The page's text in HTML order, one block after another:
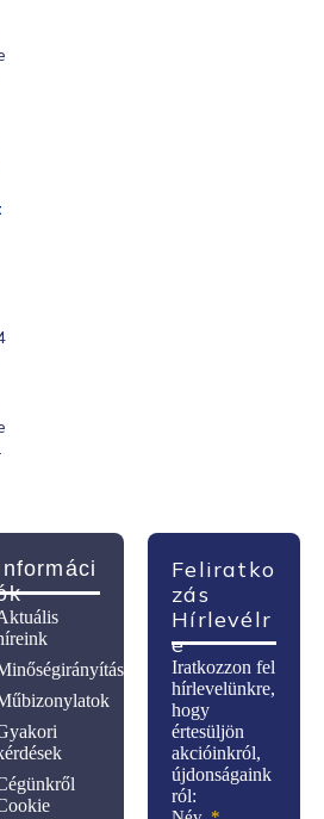
Feliratko
Zás
Hírlevélr
E
Iratkozzon fel
hírlevelünkre,
hogy
értesüljön
akcióinkról,
újdonságaink
ról: